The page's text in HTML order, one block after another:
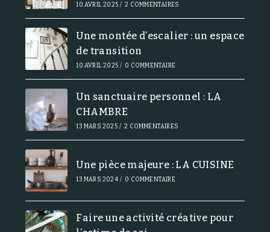
10 AVRIL 2025 / 2 COMMENTAIRES
Une montée d’escalier : un espace
de transition
10 AVRIL 2025 / 0 COMMENTAIRE
Un sanctuaire personnel : LA
CHAMBRE
13 MARS 2025 / 2 COMMENTAIRES
Une pièce majeure : LA CUISINE
13 MARS 2024 / 0 COMMENTAIRE
Faire une activité créative pour